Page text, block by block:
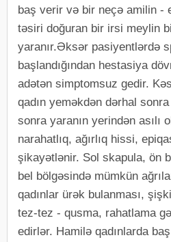
baş verir və bir neçə amilin -
təsiri doğuran bir irsi meylin
yaranır.Əksər pasiyentlərdə
başlandığından hestasiya
adətən simptomsuz gedir.
qadın yeməkdən dərhal
sonra yaranın yerindən asılı
narahatlıq, ağırlıq hissi,
şikayətlənir. Sol skapula, ön
bel bölgəsində mümkün
qadınlar ürək bulanması,
tez-tez - qusma, rahatlama
edirlər. Hamilə qadınlarda